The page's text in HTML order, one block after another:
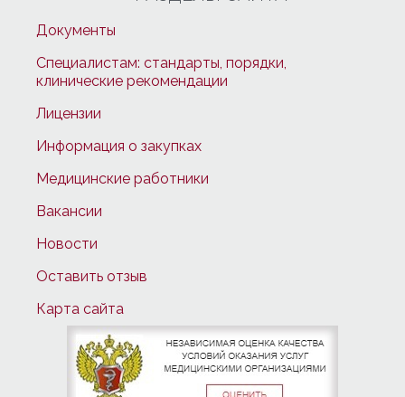
Документы
Специалистам: стандарты, порядки,
клинические рекомендации
Лицензии
Информация о закупках
Медицинские работники
Вакансии
Новости
Оставить отзыв
Карта сайта